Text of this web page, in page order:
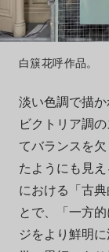
白簱花呼作品。
淡い色調で描
ビクトリア調
てバランスを
たようにも見
における「古
とで、「一方
ジをより鮮明